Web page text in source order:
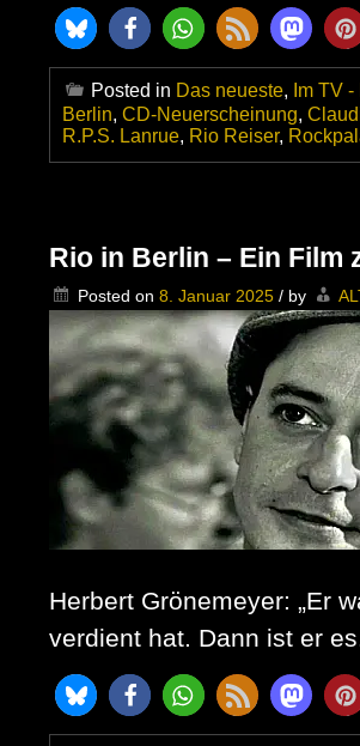
Posted in Das neueste, Im TV
Berlin, CD-Neuerscheinung,
R.P.S. Lanrue, Rio Reiser,
Rio in Berlin – Ein Film
Posted on 8. Januar 2025 / by
Herbert Grönemeyer: „Er
verdient hat. Dann ist er